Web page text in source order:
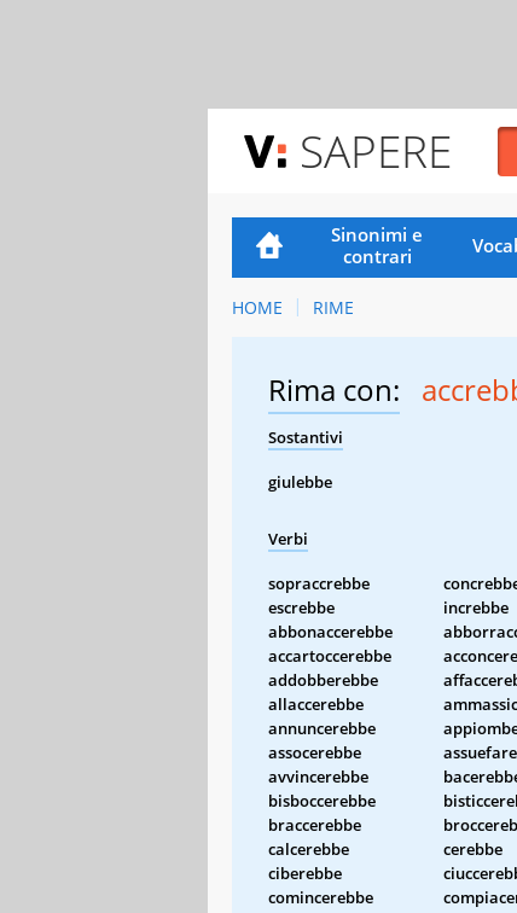
SAPERE
Sinonimi e
contrari
HOME RIME
Rima con:
Sostantivi
giulebbe
Verbi
sopraccrebbe
escrebbe
increbbe
abbonaccerebbe
accartoccerebbe
addobberebbe
allaccerebbe
annuncerebbe
assocerebbe
avvincerebbe
bisboccerebbe
braccerebbe
calcerebbe
cerebbe
ciberebbe
comincerebbe